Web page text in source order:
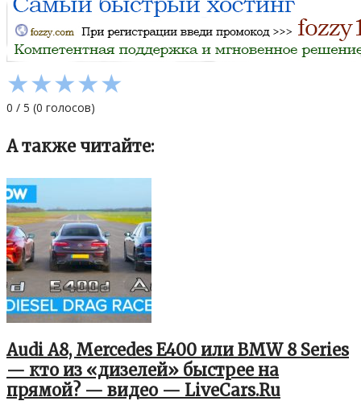
★★★★★
0 / 5 (0 голосов)
А также читайте:
Audi A8, Mercedes E400 или BMW 8 Series
— кто из «дизелей» быстрее на
прямой? — видео — LiveCars.Ru